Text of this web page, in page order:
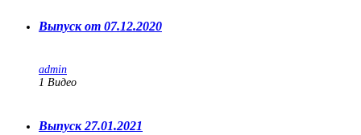
Выпуск от 07.12.2020
admin
1 Видео
Выпуск 27.01.2021